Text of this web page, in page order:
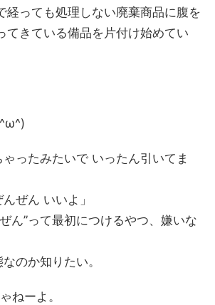
経っても処理しない廃棄商品に腹を
てきている備品を片付け始めてい
ゃったみたいで いったん引いてま
ぜん いいよ」
ん”って最初につけるやつ、嫌いな
のか知りたい。
ねーよ。